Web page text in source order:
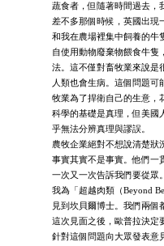
蔬食者，但隨著時間過去，
差不多那個時候，英國出現
和我在農場裡集中飼養的牛
自使用動物廢棄物餵食牛隻
法。這不僅對畜牧業來說是
人類也會生病。這個問題
牧業為了捍衛自己的生意，
科學的基礎是真理，但美國
乎無法分辨真理與謬誤。
農牧企業絕對不想說清楚狀
事實其實不是事實。他們一
一次又一次告訴我們要從眾。
我為「超越肉類（Beyond
見到坎貝爾博士。我們兩個
這次見面之後，歐普拉決定
針對這個問題向大眾發表意